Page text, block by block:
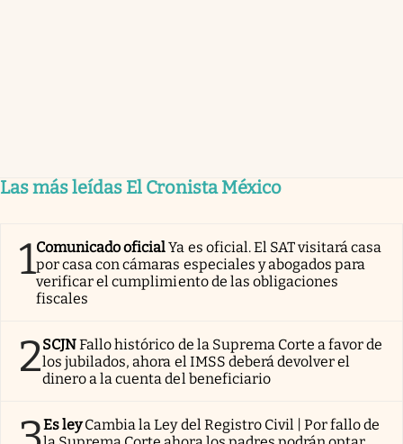
Las más leídas El Cronista México
1Comunicado oficialYa es oficial. El SAT visitará casa
por casa con cámaras especiales y abogados para
verificar el cumplimiento de las obligaciones
fiscales
2SCJNFallo histórico de la Suprema Corte a favor de
los jubilados, ahora el IMSS deberá devolver el
dinero a la cuenta del beneficiario
Es ley Cambia la Ley del Registro Civil | Por fallo de